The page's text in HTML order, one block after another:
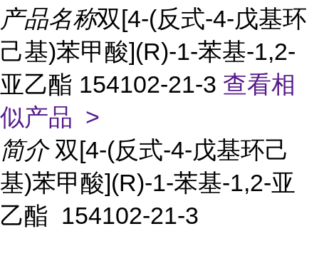
产品名称双[4-(反式-4-戊基环
己基)苯甲酸](R)-1-苯基-1,2-
亚乙酯 154102-21-3 查看相
似产品 >
简介 双[4-(反式-4-戊基环己
基)苯甲酸](R)-1-苯基-1,2-亚
乙酯 154102-21-3